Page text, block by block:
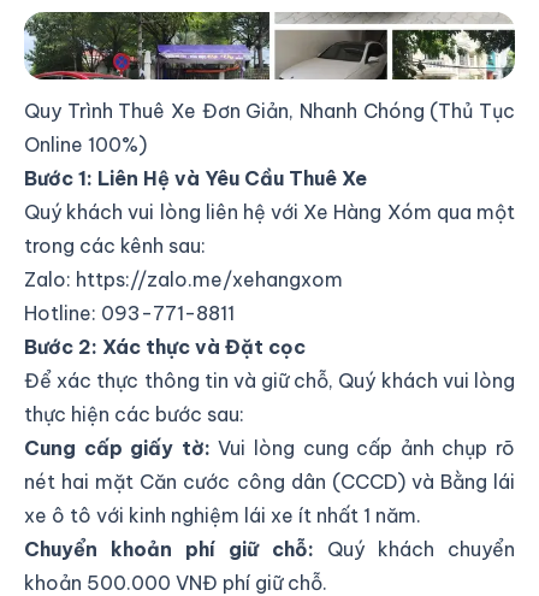
Đa dạng lựa chọn xe 4-7 chỗ tại Xe Hàng Xóm, đáp
ứng mọi nhu cầu di chuyển.
Quy Trình Thuê Xe Đơn Giản, Nhanh Chóng (Thủ Tục
Online 100%)
Bước 1: Liên Hệ và Yêu Cầu Thuê Xe
Quý khách vui lòng liên hệ với Xe Hàng Xóm qua một
trong các kênh sau:
Zalo: https://zalo.me/xehangxom
Hotline: 093-771-8811
Bước 2: Xác thực và Đặt cọc
Để xác thực thông tin và giữ chỗ, Quý khách vui lòng
thực hiện các bước sau:
Cung cấp giấy tờ: Vui lòng cung cấp ảnh chụp rõ
nét hai mặt Căn cước công dân (CCCD) và Bằng lái
xe ô tô với kinh nghiệm lái xe ít nhất 1 năm.
Chuyển khoản phí giữ chỗ: Quý khách chuyển
khoản 500.000 VNĐ phí giữ chỗ.